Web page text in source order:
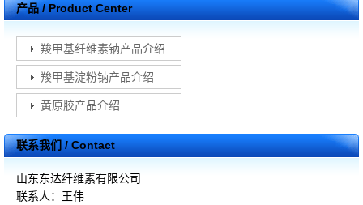
产品 / Product Center
羧甲基纤维素钠产品介绍
羧甲基淀粉钠产品介绍
黄原胶产品介绍
联系我们 / Contact
山东东达纤维素有限公司
联系人：王伟